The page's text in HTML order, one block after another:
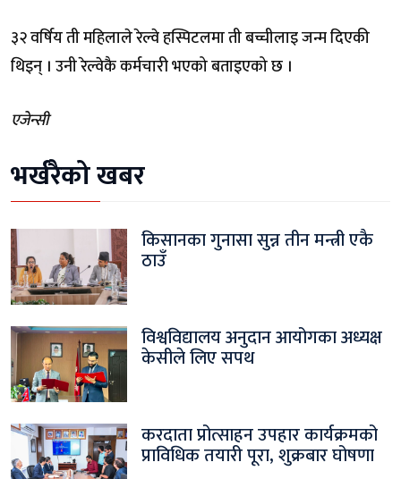
३२ वर्षिय ती महिलाले रेल्वे हस्पिटलमा ती बच्चीलाइ जन्म दिएकी
थिइन् । उनी रेल्वेकै कर्मचारी भएको बताइएको छ ।
एजेन्सी
भर्खरैको खबर
किसानका गुनासा सुन्न तीन मन्त्री एकै
ठाउँ
विश्वविद्यालय अनुदान आयोगका अध्यक्ष
केसीले लिए सपथ
करदाता प्रोत्साहन उपहार कार्यक्रमको
प्राविधिक तयारी पूरा, शुक्रबार घोषणा